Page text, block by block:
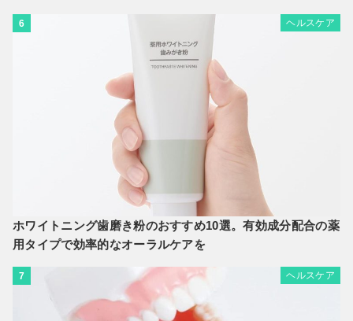
6 ヘルスケア
ホワイトニング歯磨き粉のおすすめ10選。有効成分配合の薬
用タイプで効率的なオーラルケアを
7 ヘルスケア